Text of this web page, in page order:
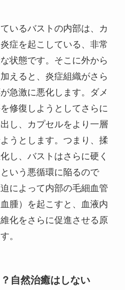
いるバストの内部は、カ
症を起こしている、非常
状態です。そこに外から
えると、炎症組織がさら
急激に悪化します。ダメ
修復しようとしてさらに
し、カプセルをより一層
うとします。つまり、揉
し、バストはさらに硬く
いう悪循環に陥るので
によって内部の毛細血管
腫）を起こすと、血液内
化をさらに促進させる原
。
自然治癒はしない